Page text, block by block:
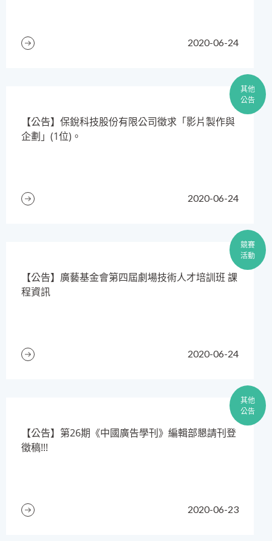
2020-06-24
其他
公告
2020-06-24
【公告】保銳科技股份有限公司徵求「影片製作與
企劃」(1位)。
競賽
活動
2020-06-24
​【公告】廣藝基金會第四屆劇場技術人才培訓班 課
程資訊
其他
公告
2020-06-23
【公告】第26期《中國廣告學刊》編輯部懇請刊登
徵稿!!!